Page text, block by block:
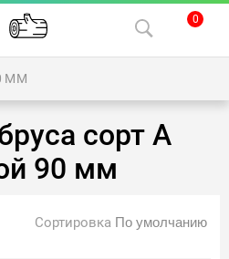
0
ММ
сорт А
90 мм
Сортировка